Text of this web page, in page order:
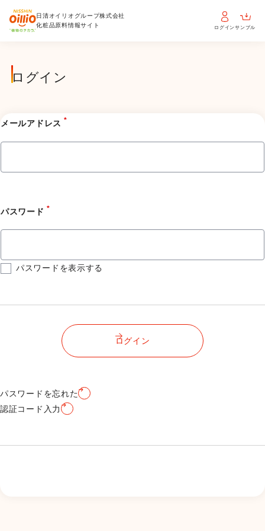
日清オイリオグループ株式会社
化粧品原料情報サイト
ログインサンプル
ログイン
メールアドレス *
パスワード *
パスワードを表示する
ログイン
パスワードを忘れた
認証コード入力